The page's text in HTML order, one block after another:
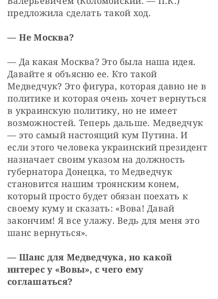
предложила сделать такой ход.
— Не Москва?
— Да какая Москва? Это была наша идея.
Давайте я объясню ее. Кто такой
Медведчук? Это фигура, которая давно не в
политике и которая очень хочет вернуться
в украинскую политику, но не имеет
возможностей. Теперь дальше. Медведчук
— это самый настоящий кум Путина. И
если этого человека украинский президент
назначает своим указом на должность
губернатора Донецка, то Медведчук
становится нашим троянским конем,
который просто будет обязан поехать к
своему куму и сказать: «Вова! Давай
закончим! Я все улажу. Ведь для меня это
шанс вернуться».
— Шанс для Медведчука, но какой
интерес у «Вовы», с чего ему
соглашаться?